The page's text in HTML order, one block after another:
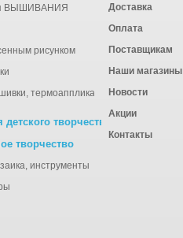
ВЫШИВАНИЯ
рисунком
термоаппликации
творчества
творчество
инструменты
Доставка
Оплата
Поставщикам
Наши магазины
Новости
Акции
Контакты